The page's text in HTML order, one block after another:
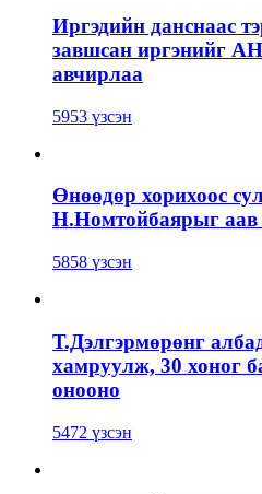
Иргэдийн данснаас
завшсан иргэнийг
авчирлаа
5953 үзсэн
Өнөөдөр хорихоос
Н.Номтойбаярыг аав
5858 үзсэн
Т.Дэлгэрмөрөнг
хамруулж, 30 хоног
онооно
5472 үзсэн